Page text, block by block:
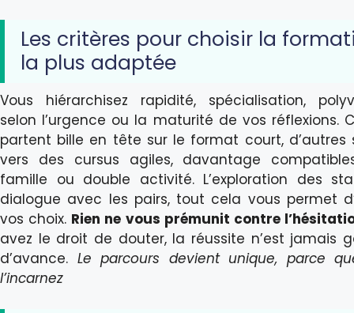
Les critères pour choisir la
la plus adaptée
Vous hiérarchisez rapidité, spécialisation,
selon l’urgence ou la maturité de vos réflexions.
partent bille en tête sur le format court, d’autres
vers des cursus agiles, davantage
famille ou double activité. L’exploration des
dialogue avec les pairs, tout cela vous permet
vos choix. Rien ne vous prémunit contre
avez le droit de douter, la réussite n’est jamais
d’avance. Le parcours devient unique, parce
l’incarnez